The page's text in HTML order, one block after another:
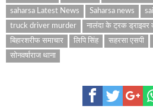
saharsa Latest News
Saharsa news
truck driver murder
नालंदा के ट्रक ड्राइवर
बिहारशरीफ समाचार
लिपि सिंह सहरसा एसपी
सोनवर्षाराज थाना